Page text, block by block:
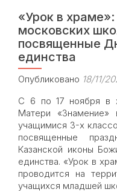
«Урок в
московских
посвященные
единства
Опубликовано 18/11/
С 6 по 17 ноября в
Матери «Знамение»
учащимися 3-х
посвященные
Казанской иконы
единства. «Урок в
проводится на
учащихся младшей